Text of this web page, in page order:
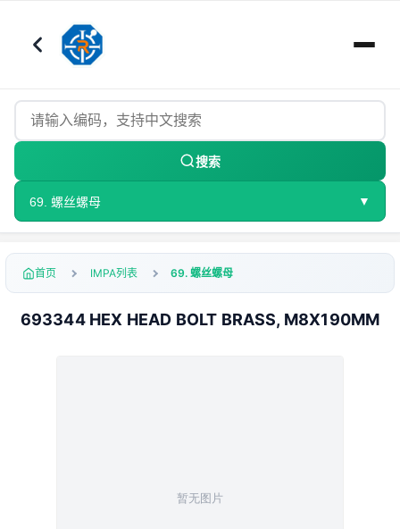
搜索
69. 螺丝螺母 ▼
首页 IMPA列表 69. 螺丝螺母
693344 HEX HEAD BOLT BRASS, M8X190MM